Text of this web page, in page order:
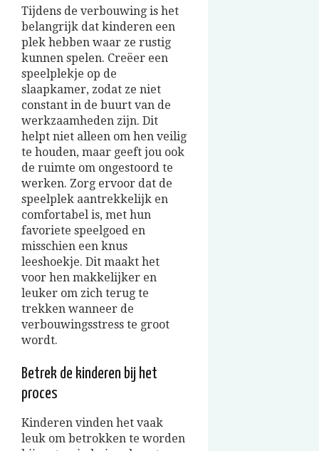
Tijdens de verbouwing is het
belangrijk dat kinderen een
plek hebben waar ze rustig
kunnen spelen. Creëer een
speelplekje op de
slaapkamer, zodat ze niet
constant in de buurt van de
werkzaamheden zijn. Dit
helpt niet alleen om hen veilig
te houden, maar geeft jou ook
de ruimte om ongestoord te
werken. Zorg ervoor dat de
speelplek aantrekkelijk en
comfortabel is, met hun
favoriete speelgoed en
misschien een knus
leeshoekje. Dit maakt het
voor hen makkelijker en
leuker om zich terug te
trekken wanneer de
verbouwingsstress te groot
wordt.
Betrek de kinderen bij het
proces
Kinderen vinden het vaak
leuk om betrokken te worden